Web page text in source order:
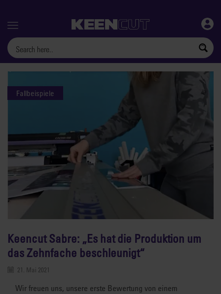
Menu
Fallbeispiele
Keencut Sabre: „Es hat die Produktion um
das Zehnfache beschleunigt“
21. Mai 2021
Wir freuen uns, unsere erste Bewertung von einem